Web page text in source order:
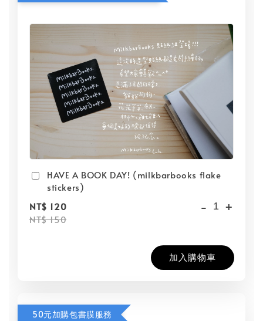
HAVE A BOOK DAY! (milkbarbooks flake
stickers)
NT$ 120
NT$ 150
- +
加入購物車
50元加購包書膜服務